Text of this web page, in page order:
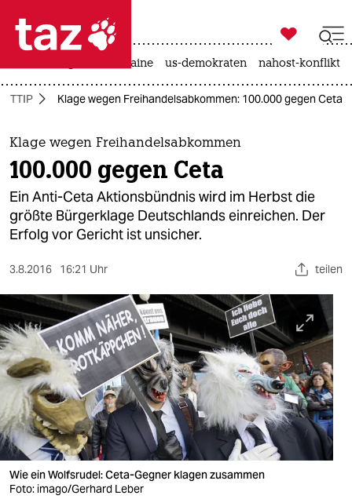
 taz zahl ich
taz zahl ich
themen
politik
öko
gesellschaft
sport
berlin
nord
wahrheit
verlag
verlag

taz zahl ich
krieg in der ukraine us-demokraten nahost-konflikt
TTIP Klage wegen Freihandelsabkommen: 100.000 gegen Ceta
Klage wegen Freihandelsabkommen
100.000 gegen Ceta
Ein Anti-Ceta Aktionsbündnis wird im Herbst die
größte Bürgerklage Deutschlands einreichen. Der
Erfolg vor Gericht ist unsicher.
3.8.2016 16:21 Uhr teilen
Wie ein Wolfsrudel: Ceta-Gegner klagen zusammen
Foto: imago/Gerhard Leber